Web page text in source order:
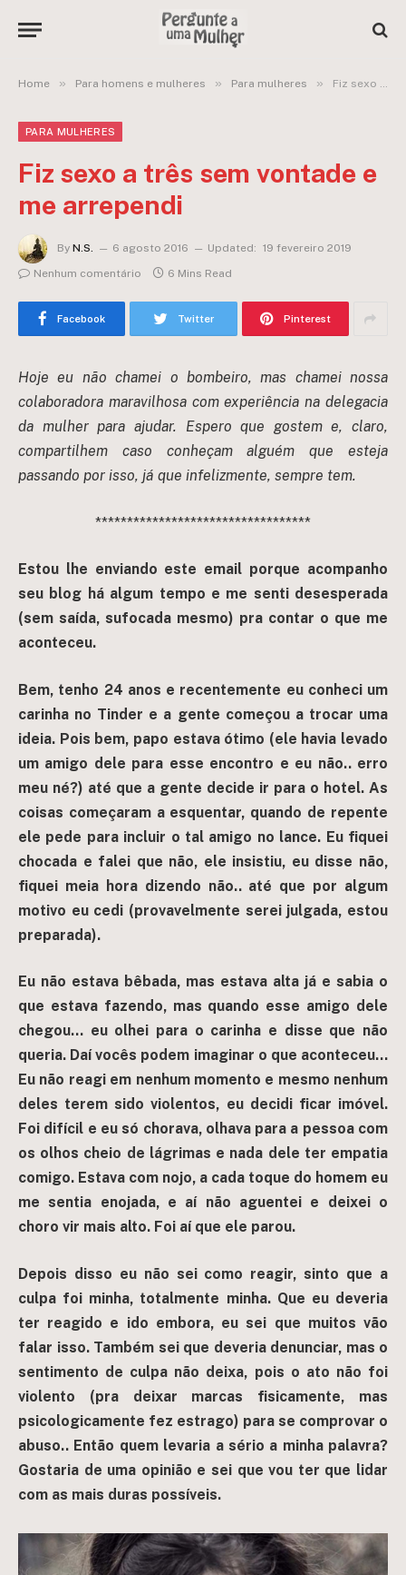
Home » Para homens e mulheres » Para mulheres » Fiz sexo a três sem vontade e me arrependi
PARA MULHERES
Fiz sexo a três sem vontade e
me arrependi
By N.S. 6 agosto 2016 Updated: 19 fevereiro 2019
Nenhum comentário
6 Mins Read
Facebook Twitter Pinterest
Hoje eu não chamei o bombeiro, mas chamei nossa
colaboradora maravilhosa com experiência na delegacia
da mulher para ajudar. Espero que gostem e, claro,
compartilhem caso conheçam alguém que esteja
passando por isso, já que infelizmente, sempre tem.
**********************************
Estou lhe enviando este email porque acompanho
seu blog há algum tempo e me senti desesperada
(sem saída, sufocada mesmo) pra contar o que me
aconteceu.
Bem, tenho 24 anos e recentemente eu conheci um
carinha no Tinder e a gente começou a trocar uma
ideia. Pois bem, papo estava ótimo (ele havia levado
um amigo dele para esse encontro e eu não.. erro
meu né?) até que a gente decide ir para o hotel. As
coisas começaram a esquentar, quando de repente
ele pede para incluir o tal amigo no lance. Eu fiquei
chocada e falei que não, ele insistiu, eu disse não,
fiquei meia hora dizendo não.. até que por algum
motivo eu cedi (provavelmente serei julgada, estou
preparada).
Eu não estava bêbada, mas estava alta já e sabia o
que estava fazendo, mas quando esse amigo dele
chegou… eu olhei para o carinha e disse que não
queria. Daí vocês podem imaginar o que aconteceu…
Eu não reagi em nenhum momento e mesmo nenhum
deles terem sido violentos, eu decidi ficar imóvel.
Foi difícil e eu só chorava, olhava para a pessoa com
os olhos cheio de lágrimas e nada dele ter empatia
comigo. Estava com nojo, a cada toque do homem eu
me sentia enojada, e aí não aguentei e deixei o
choro vir mais alto. Foi aí que ele parou.
Depois disso eu não sei como reagir, sinto que a
culpa foi minha, totalmente minha. Que eu deveria
ter reagido e ido embora, eu sei que muitos vão
falar isso. Também sei que deveria denunciar, mas o
sentimento de culpa não deixa, pois o ato não foi
violento (pra deixar marcas fisicamente, mas
psicologicamente fez estrago) para se comprovar o
abuso.. Então quem levaria a sério a minha palavra?
Gostaria de uma opinião e sei que vou ter que lidar
com as mais duras possíveis.